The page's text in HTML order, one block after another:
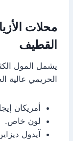
محلات
القطيف
يشمل المول
الحريمي عالية
أمريكان
لون خاص.
آيدول